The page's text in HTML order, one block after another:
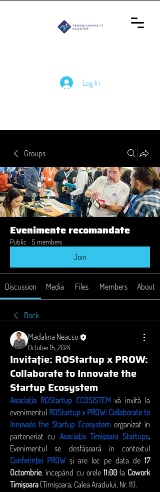
Log In
Groups
Evenimente recomandate
Public · 5 members
Join
Discussion Media Files Members About
Back
Madalina Neacsu
October 15, 2024
Invitație: ROStartup x PROW:
Collaborate to Innovate the
Startup Ecosystem
Asociația ROStartup ECOSISTEM vă invită la
evenimentul ROStartup x PROW: Collaborate to
Innovate the Startup Ecosystem organizat în
parteneriat cu Asociația Timișoara Startups
Conferinței PROW și are loc pe data de 17
Octombrie, începând cu orele 11:00 la Cowork
Timișoara (Timișoara, Calea Aradului, Nr. 11).